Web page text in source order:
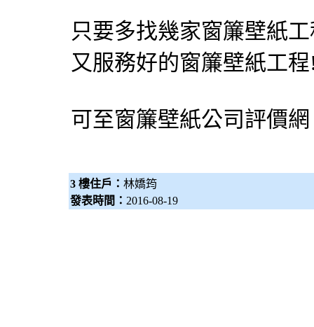
只要多找幾家窗簾壁紙
又服務好的窗簾壁紙工
可至窗簾壁紙公司評價網
3 樓住戶： 林嬌筠
發表時間： 2016-08-19